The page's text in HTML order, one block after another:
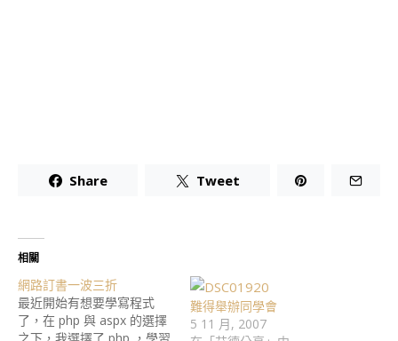
Share Tweet
相關
網路訂書一波三折
最近開始有想要學寫程式
了，在 php 與 aspx 的選擇
難得舉辦同學會
5 11 月, 2007